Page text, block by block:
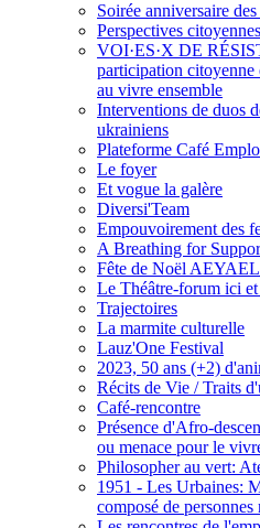
Soirée anniversaire
Perspectives citoyennes
VOI·ES·X DE
participation citoyenne
au vivre ensemble
Interventions de duos
ukrainiens
Plateforme Café
Le foyer
Et vogue la galère
Diversi'Team
Empouvoirement des
A Breathing for
Fête de Noël
Le Théâtre-forum ici
Trajectoires
La marmite culturelle
Lauz'One Festival
2023, 50 ans (+2)
Récits de Vie / Traits
Café-rencontre
Présence d'Afro-
ou menace pour le
Philosopher au vert:
1951 - Les Urbaines:
composé de personnes